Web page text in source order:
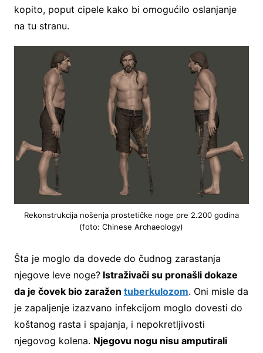
kopito, poput cipele kako bi omogućilo oslanjanje
na tu stranu.
Rekonstrukcija nošenja prostetičke noge pre 2.200 godina
(foto: Chinese Archaeology)
Šta je moglo da dovede do čudnog zarastanja
njegove leve noge?Istraživači su pronašli dokaze
da je čovek bio zaražen tuberkulozom. Oni misle da
je zapaljenje izazvano infekcijom moglo dovesti do
koštanog rasta i spajanja, i nepokretljivosti
njegovog kolena. Njegovu nogu nisu amputirali